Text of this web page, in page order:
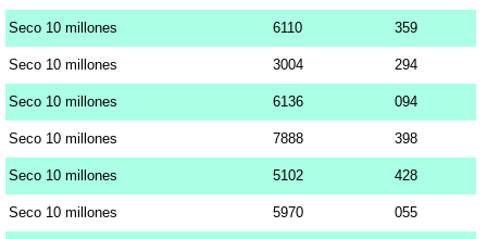
Seco 10 millones 6110 359
Seco 10 millones 3004 294
Seco 10 millones 6136 094
Seco 10 millones 7888 398
Seco 10 millones 5102 428
Seco 10 millones 5970 055